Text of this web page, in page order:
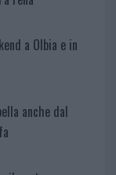
a Olbia e in
anche dal